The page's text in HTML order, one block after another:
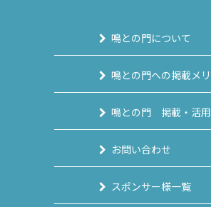
鳴との門について
鳴との門への掲載メ
鳴との門 掲載・活
お問い合わせ
スポンサー様一覧